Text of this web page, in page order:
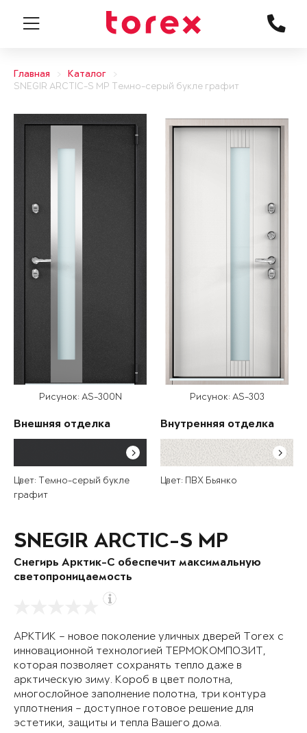
Главная
Каталог
SNEGIR ARCTIC-S MP Темно-серый букле графит
Рисунок: AS-300N
Внешняя отделка
Цвет: Темно-серый букле
графит
Рисунок: AS-303
Внутренняя отделка
Цвет: ПВХ Бьянко
SNEGIR ARCTIC-S MP
Снегирь Арктик-С обеспечит максимальную
светопроницаемость
АРКТИК – новое поколение уличных дверей Torex с
инновационной технологией ТЕРМОКОМПОЗИТ,
которая позволяет сохранять тепло даже в
арктическую зиму. Короб в цвет полотна,
многослойное заполнение полотна, три контура
уплотнения – доступное готовое решение для
эстетики, защиты и тепла Вашего дома.